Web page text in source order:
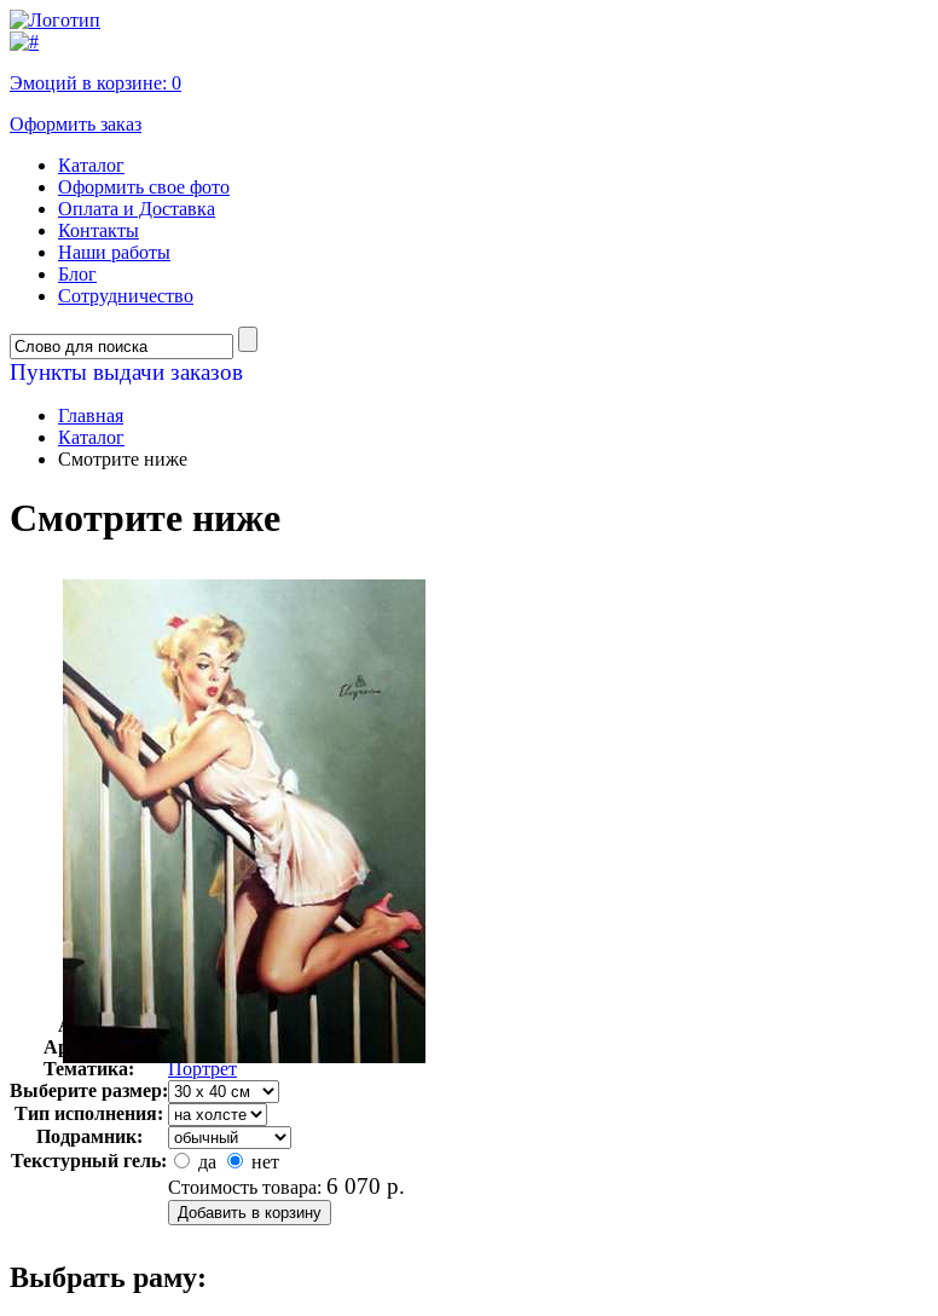
Эмоций в корзине: 0
Оформить заказ
Каталог
Оформить свое фото
Оплата и Доставка
Контакты
Наши работы
Блог
Сотрудничество
Пункты выдачи заказов
Главная
Каталог
Cмотрите ниже
Cмотрите ниже
Автор:
Элвгрен Джил
Арт-стиль
Поп-арт
Тематика:
Портрет
Выберите размер:
Тип исполнения:
Подрамник:
Текстурный гель:
да
нет
Стоимость товара: 6 070 р.
Выбрать раму: